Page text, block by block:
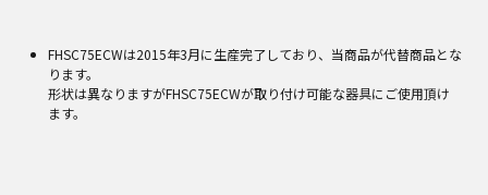
FHSC75ECWは2015年3月に生産完了しており、当商品が代替商品とな
ります。
形状は異なりますがFHSC75ECWが取り付け可能な器具にご使用頂け
ます。